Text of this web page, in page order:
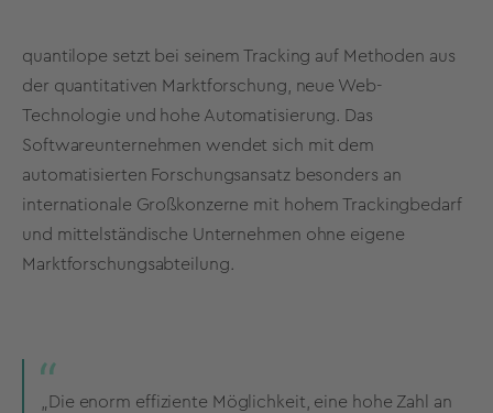
quantilope setzt bei seinem Tracking auf Methoden aus
der quantitativen Marktforschung, neue Web-
Technologie und hohe Automatisierung. Das
Softwareunternehmen wendet sich mit dem
automatisierten Forschungsansatz besonders an
internationale Großkonzerne mit hohem Trackingbedarf
und mittelständische Unternehmen ohne eigene
Marktforschungsabteilung.
„Die enorm effiziente Möglichkeit, eine hohe Zahl an